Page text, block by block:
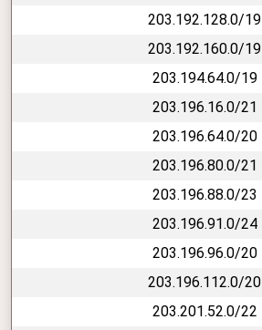
203.192.128.0/19
203.192.160.0/19
203.194.64.0/19
203.196.16.0/21
203.196.64.0/20
203.196.80.0/21
203.196.88.0/23
203.196.91.0/24
203.196.96.0/20
203.196.112.0/20
203.201.52.0/22